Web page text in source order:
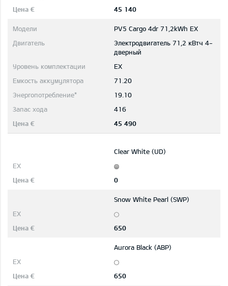
45 140
PV5 Cargo 4dr 71,2kWh EX
Электродвигатель 71,2 кВтч 4-
дверный
EX
71.20
19.10
416
45 490
Clear White (UD)
0
Snow White Pearl (SWP)
650
Aurora Black (ABP)
650